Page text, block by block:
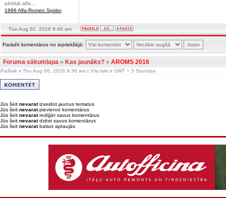
pēdējā alfa...
1996 Alfa-Romeo Spider
Tue Aug 02, 2016 9:46 am
Parādīt komentārus no iepriekšējā:
Foruma sākumlapa»Kas jaunāks?»AROMS 2016
Pašlaik ir Thu Aug 06, 2026 9:36 am | Visi laiki ir GMT + 3 Stundas
Jūs šeit nevaratizveidot jaunus tematus
Jūs šeit nevaratpievienot komentārus
Jūs šeit nevaratrediģēt savus komentārus
Jūs šeit nevaratdzēst savus komentārus
Jūs šeit nevaratbalsot aptaujās